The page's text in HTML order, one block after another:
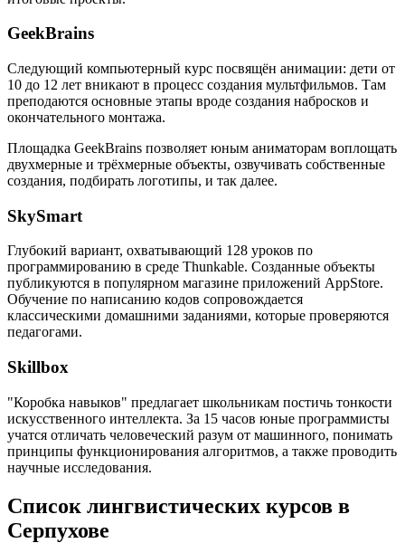
GeekBrains
Следующий компьютерный курс посвящён анимации: дети от
10 до 12 лет вникают в процесс создания мультфильмов. Там
преподаются основные этапы вроде создания набросков и
окончательного монтажа.
Площадка GeekBrains позволяет юным аниматорам воплощать
двухмерные и трёхмерные объекты, озвучивать собственные
создания, подбирать логотипы, и так далее.
SkySmart
Глубокий вариант, охватывающий 128 уроков по
программированию в среде Thunkable. Созданные объекты
публикуются в популярном магазине приложений AppStore.
Обучение по написанию кодов сопровождается
классическими домашними заданиями, которые проверяются
педагогами.
Skillbox
"Коробка навыков" предлагает школьникам постичь тонкости
искусственного интеллекта. За 15 часов юные программисты
учатся отличать человеческий разум от машинного, понимать
принципы функционирования алгоритмов, а также проводить
научные исследования.
Список лингвистических курсов в
Серпухове